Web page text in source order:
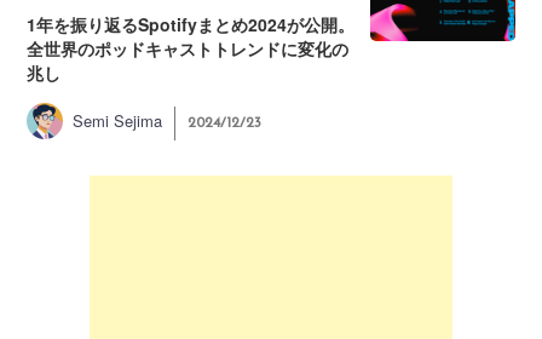
1年を振り返るSpotifyまとめ2024が公開。
全世界のポッドキャストトレンドに変化の
兆し
Semi Sejima 2024/12/23